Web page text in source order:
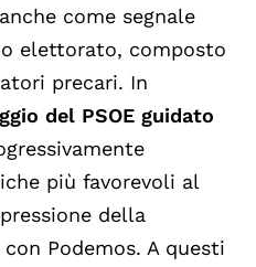
come segnale
elettorato, composto
precari. In
del PSOE guidato
più favorevoli al
della
Podemos. A questi